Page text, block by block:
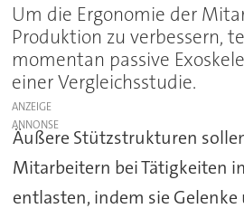
Um die Ergonomie der
Produktion zu verbessern,
momentan passive
einer Vergleichsstudie.
ANZEIGE
Äußere Stützstrukturen
Mitarbeitern bei Tätigkeiten
entlasten, indem sie